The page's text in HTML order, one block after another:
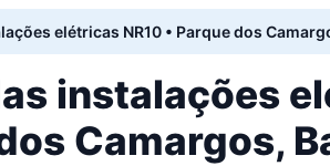
elétricas NR10 • Parque dos
instalações
Camargos,